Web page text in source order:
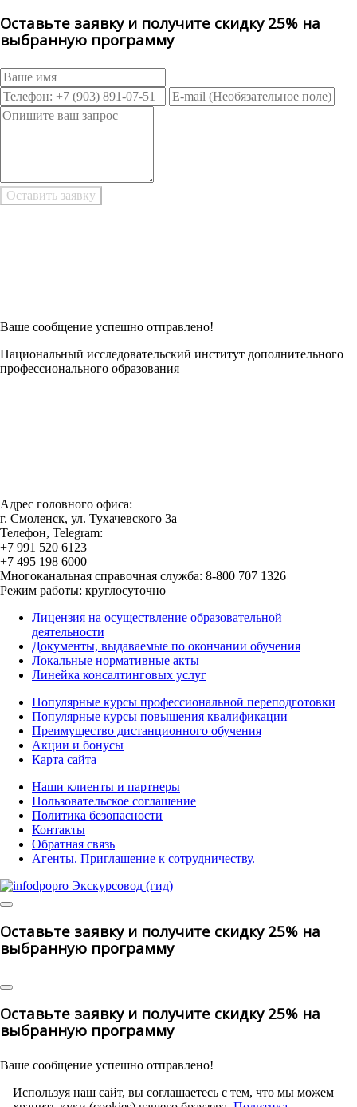
Оставьте заявку и получите скидку 25% на
выбранную программу
Ваше сообщение успешно отправлено!
Национальный исследовательский институт дополнительного
профессионального образования
Адрес головного офиса:
г. Смоленск, ул. Тухачевского 3а
Телефон, Telegram:
+7 991 520 6123
+7 495 198 6000
Многоканальная справочная служба: 8-800 707 1326
Режим работы: круглосуточно
Лицензия на осуществление образовательной
деятельности
Документы, выдаваемые по окончании обучения
Локальные нормативные акты
Линейка консалтинговых услуг
Популярные курсы профессиональной переподготовки
Популярные курсы повышения квалификации
Преимущество дистанционного обучения
Акции и бонусы
Карта сайта
Наши клиенты и партнеры
Пользовательское соглашение
Политика безопасности
Контакты
Обратная связь
Агенты. Приглашение к сотрудничеству.
Оставьте заявку и получите скидку 25% на
выбранную программу
Оставьте заявку и получите скидку 25% на
выбранную программу
Ваше сообщение успешно отправлено!
Используя наш сайт, вы соглашаетесь с тем, что мы можем